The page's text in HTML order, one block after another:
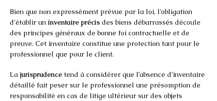
Bien que non expressément prévue par la loi, l’obligation
d’établir un inventaire précis des biens débarrassés découle
des principes généraux de bonne foi contractuelle et de
preuve. Cet inventaire constitue une protection tant pour le
professionnel que pour le client.
La jurisprudence tend à considérer que l’absence d’inventaire
détaillé fait peser sur le professionnel une présomption de
responsabilité en cas de litige ultérieur sur des objets